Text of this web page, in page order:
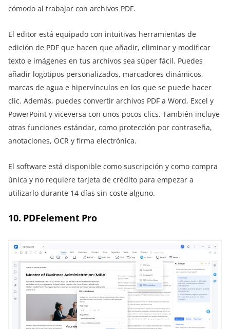
cómodo al trabajar con archivos PDF.
El editor está equipado con intuitivas herramientas de
edición de PDF que hacen que añadir, eliminar y modificar
texto e imágenes en tus archivos sea súper fácil. Puedes
añadir logotipos personalizados, marcadores dinámicos,
marcas de agua e hipervínculos en los que se puede hacer
clic. Además, puedes convertir archivos PDF a Word, Excel y
PowerPoint y viceversa con unos pocos clics. También incluye
otras funciones estándar, como protección por contraseña,
anotaciones, OCR y firma electrónica.
El software está disponible como suscripción y como compra
única y no requiere tarjeta de crédito para empezar a
utilizarlo durante 14 días sin coste alguno.
10. PDFelement Pro